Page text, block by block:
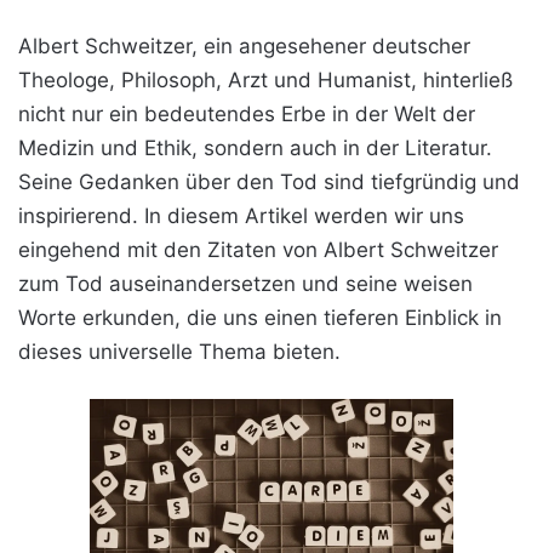
Albert Schweitzer, ein angesehener deutscher
Theologe, Philosoph, Arzt und Humanist, hinterließ
nicht nur ein bedeutendes Erbe in der Welt der
Medizin und Ethik, sondern auch in der Literatur.
Seine Gedanken über den Tod sind tiefgründig und
inspirierend. In diesem Artikel werden wir uns
eingehend mit den Zitaten von Albert Schweitzer
zum Tod auseinandersetzen und seine weisen
Worte erkunden, die uns einen tieferen Einblick in
dieses universelle Thema bieten.